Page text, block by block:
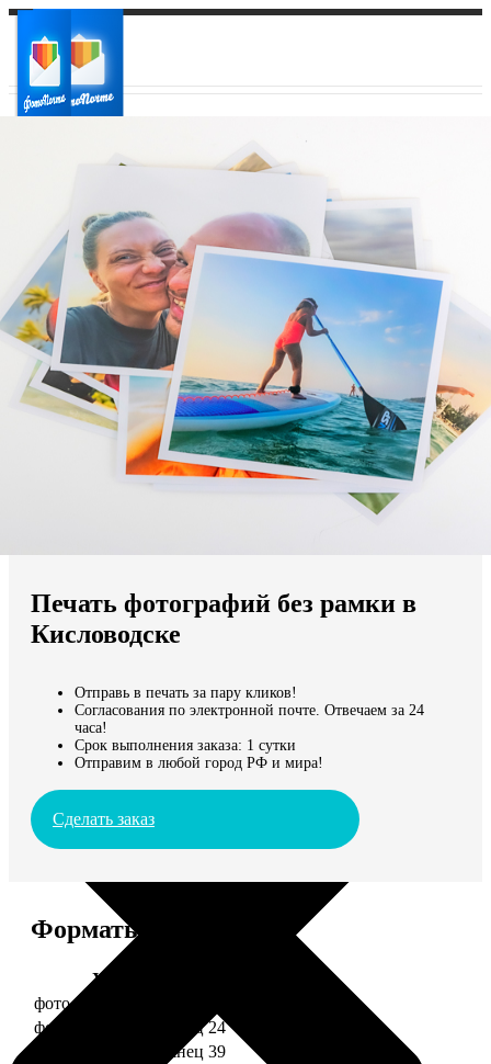
Ваш регион доставки
Выберите из списка:
Мы доставляем по всему миру
Продолжить без города
Печать фотографий без рамки в
Кисловодске
Отправь в печать за пару кликов!
Согласования по электронной почте. Отвечаем за 24
часа!
Срок выполнения заказа: 1 сутки
Отправим в любой город РФ и мира!
Сделать заказ
Форматы и цены
Услуга
фото 10х10 мат/глянец
фото 10х15 мат/глянец 24
фото 13х18 мат/глянец 39